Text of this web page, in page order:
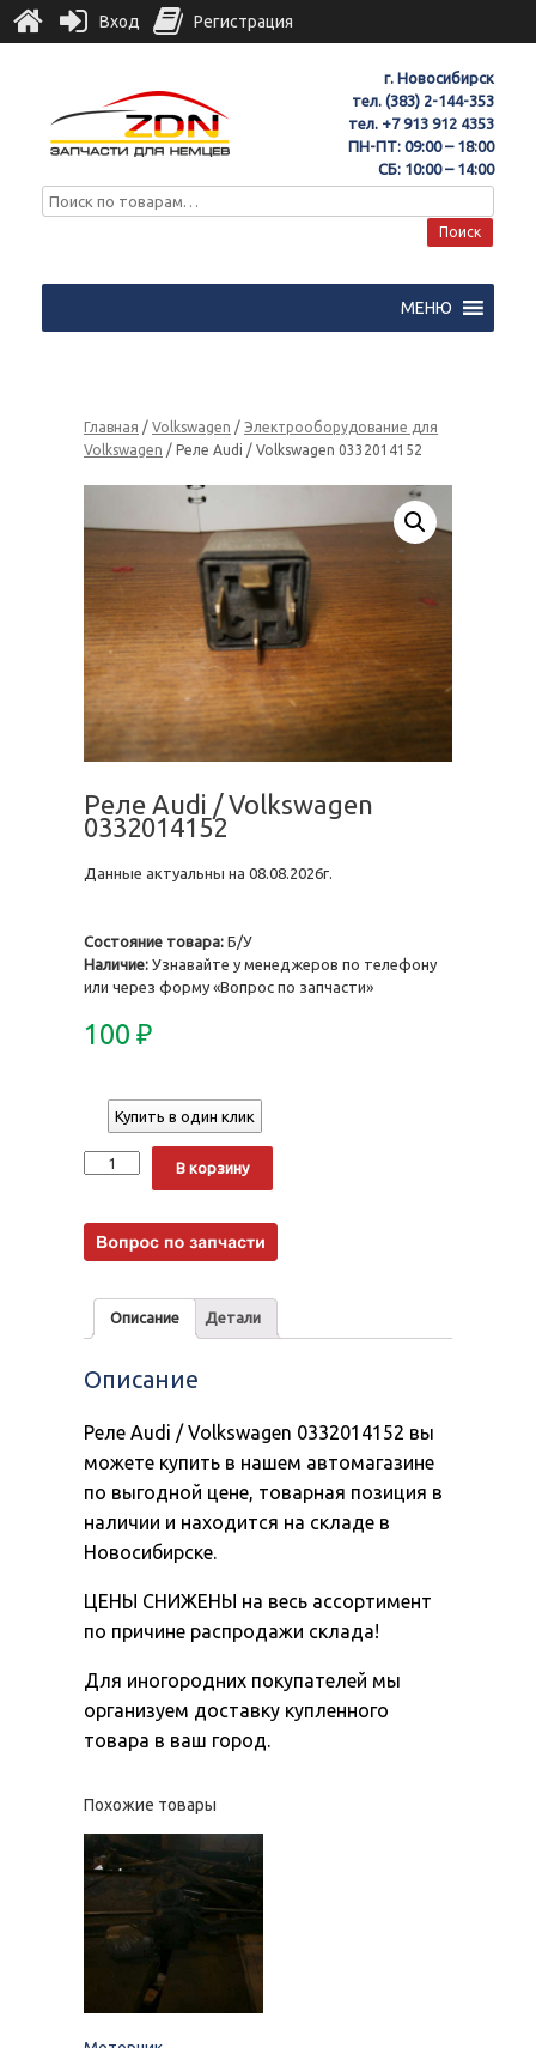
г. Новосибирск
тел. (383) 2-144-353
тел. +7 913 912 4353
ПН-ПТ: 09:00 – 18:00
СБ: 10:00 – 14:00
Поиск
МЕНЮ
Главная / Volkswagen / Электрооборудование для
Volkswagen / Реле Audi / Volkswagen 0332014152
Реле Audi / Volkswagen
0332014152
Данные актуальны на 08.08.2026г.
Состояние товара: Б/У
Наличие: Узнавайте у менеджеров по телефону
или через форму «Вопрос по запчасти»
100 ₽
Купить в один клик
Количество
В корзину
Описание Детали
Описание
Реле Audi / Volkswagen 0332014152 вы
можете купить в нашем автомагазине
по выгодной цене, товарная позиция в
наличии и находится на складе в
Новосибирске.
ЦЕНЫ СНИЖЕНЫ на весь ассортимент
по причине распродажи склада!
Для иногородних покупателей мы
организуем доставку купленного
товара в ваш город.
Похожие товары
Вход Регистрация